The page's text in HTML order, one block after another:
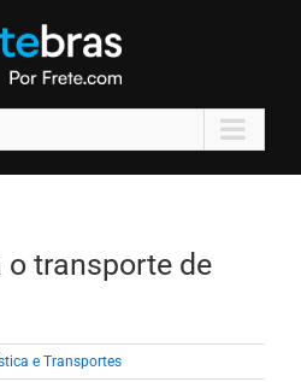
transporte de
e Transportes